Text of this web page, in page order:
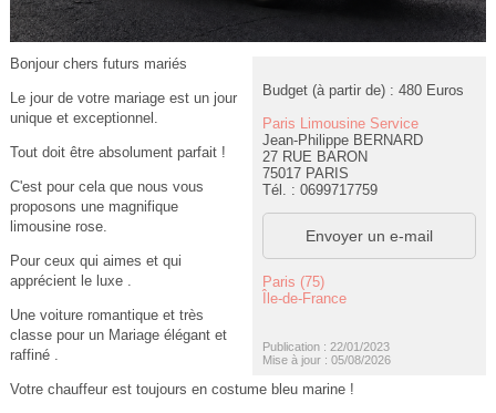
Budget (à partir de) : 480 Euros
Paris Limousine Service
Jean-Philippe BERNARD
27 RUE BARON
75017 PARIS
Tél. : 0699717759
Envoyer un e-mail
Paris (75)
Île-de-France
Publication : 22/01/2023
Mise à jour : 05/08/2026
Bonjour chers futurs mariés
Le jour de votre mariage est un jour
unique et exceptionnel.
Tout doit être absolument parfait !
C'est pour cela que nous vous
proposons une magnifique
limousine rose.
Pour ceux qui aimes et qui
apprécient le luxe .
Une voiture romantique et très
classe pour un Mariage élégant et
raffiné .
Votre chauffeur est toujours en costume bleu marine !